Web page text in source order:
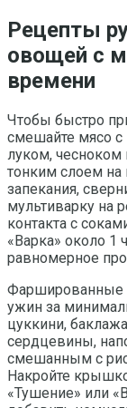
Рецепты
овощей с
времени
Чтобы быстро
смешайте мясо
луком,
тонким слоем на
запекания,
мультиварку на
контакта с
«Варка» около 1
равномерное
Фаршированные
ужин за
цуккини,
сердцевины,
смешанным с
Накройте
«Тушение» или